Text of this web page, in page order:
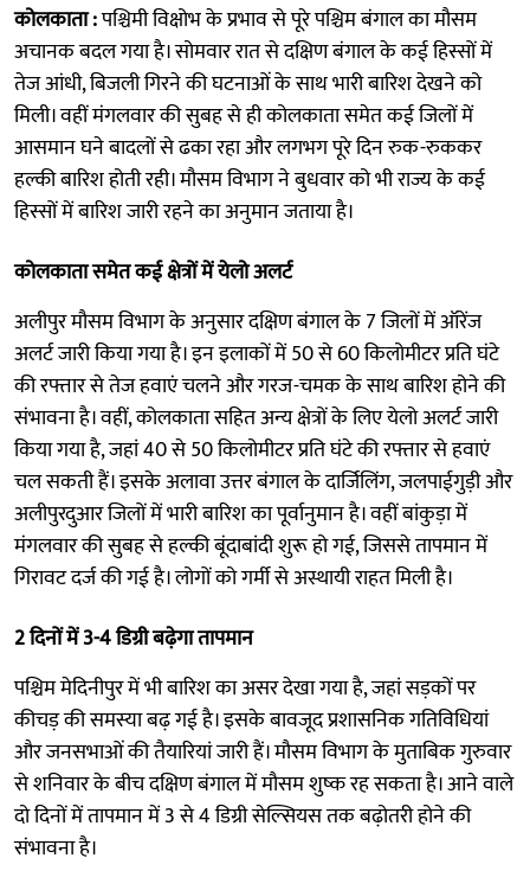
कोलकाता :पश्चिमी विक्षोभ के प्रभाव से पूरे पश्चिम बंगाल का मौसम
अचानक बदल गया है। सोमवार रात से दक्षिण बंगाल के कई हिस्सों में
तेज आंधी, बिजली गिरने की घटनाओं के साथ भारी बारिश देखने को
मिली। वहीं मंगलवार की सुबह से ही कोलकाता समेत कई जिलों में
आसमान घने बादलों से ढका रहा और लगभग पूरे दिन रुक-रुककर
हल्की बारिश होती रही। मौसम विभाग ने बुधवार को भी राज्य के कई
हिस्सों में बारिश जारी रहने का अनुमान जताया है।
कोलकाता समेत कई क्षेत्रों में येलो अलर्ट
अलीपुर मौसम विभाग के अनुसार दक्षिण बंगाल के 7 जिलों में ऑरेंज
अलर्ट जारी किया गया है। इन इलाकों में 50 से 60 किलोमीटर प्रति घंटे
की रफ्तार से तेज हवाएं चलने और गरज-चमक के साथ बारिश होने की
संभावना है। वहीं, कोलकाता सहित अन्य क्षेत्रों के लिए येलो अलर्ट जारी
किया गया है, जहां 40 से 50 किलोमीटर प्रति घंटे की रफ्तार से हवाएं
चल सकती हैं। इसके अलावा उत्तर बंगाल के दार्जिलिंग, जलपाईगुड़ी और
अलीपुरदुआर जिलों में भारी बारिश का पूर्वानुमान है। वहीं बांकुड़ा में
मंगलवार की सुबह से हल्की बूंदाबांदी शुरू हो गई, जिससे तापमान में
गिरावट दर्ज की गई है। लोगों को गर्मी से अस्थायी राहत मिली है।
2 दिनों में 3-4 डिग्री बढ़ेगा तापमान
पश्चिम मेदिनीपुर में भी बारिश का असर देखा गया है, जहां सड़कों पर
कीचड़ की समस्या बढ़ गई है। इसके बावजूद प्रशासनिक गतिविधियां
और जनसभाओं की तैयारियां जारी हैं। मौसम विभाग के मुताबिक गुरुवार
से शनिवार के बीच दक्षिण बंगाल में मौसम शुष्क रह सकता है। आने वाले
दो दिनों में तापमान में 3 से 4 डिग्री सेल्सियस तक बढ़ोतरी होने की
संभावना है।